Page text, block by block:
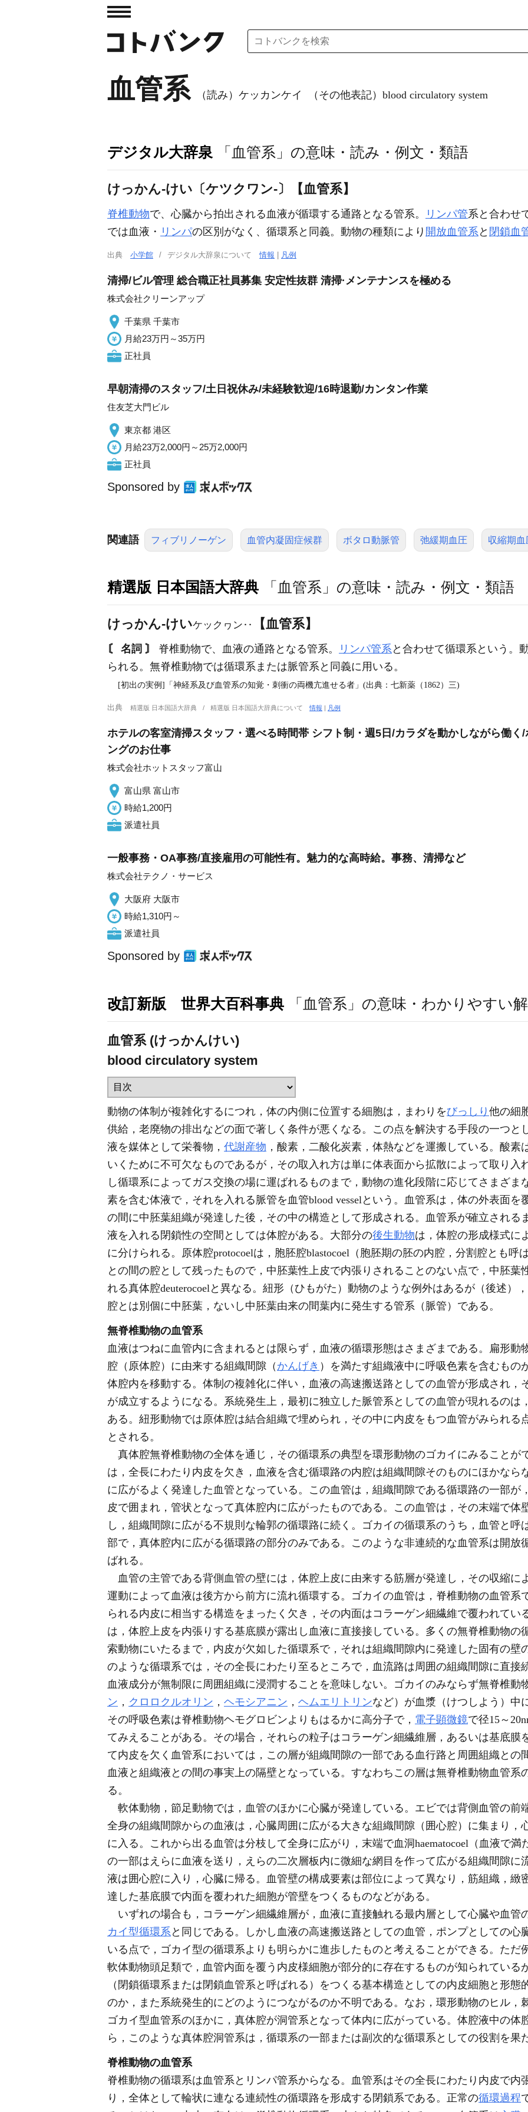
血管系 （読み）ケッカンケイ （その他表記）blood circulatory system
デジタル大辞泉 「血管系」の意味・読み・例文・類語
けっかん‐けい〔ケツクワン‐〕【血管系】
脊椎動物で、心臓から拍出される血液が循環する通路となる管系。 リンパ管系と合わせ
では血液・ リンパの区別がなく、循環系と同義。動物の種類により 開放血管系と 閉鎖血
出典 小学館 デジタル大辞泉について情報 凡例
清掃/ビル管理 総合職正社員募集 安定性抜群 清掃·メンテナンスを極める
株式会社クリーンアップ
千葉県 千葉市
月給23万円～35万円
正社員
早朝清掃のスタッフ/土日祝休み/未経験歓迎/16時退勤/カンタン作業
住友芝大門ビル
東京都 港区
月給23万2,000円～25万2,000円
正社員
Sponsored by
関連語 フィブリノーゲン 血管内凝固症候群 ボタロ動脈管 弛緩期血圧 収縮期血
精選版 日本国語大辞典 「血管系」の意味・読み・例文・類語
けっかん‐けいケックヮン‥ 【血管系】
〘 名詞 〙 脊椎動物で、血液の通路となる管系。 リンパ管系 と合わせて循環系という。
られる。無脊椎動物では循環系または脈管系と同義に用いる。
[初出の実例]「神経系及び血管系の知覚・刺衝の両機亢進せる者」(出典：七新薬（1862）三)
出典 精選版 日本国語大辞典 精選版 日本国語大辞典について情報 | 凡例
ホテルの客室清掃スタッフ・選べる時間帯 シフト制・週5日/カラダを動かしながら働く
ングのお仕事
株式会社ホットスタッフ富山
富山県 富山市
時給1,200円
派遣社員
一般事務・OA事務/直接雇用の可能性有。魅力的な高時給。事務、清掃など
株式会社テクノ・サービス
大阪府 大阪市
時給1,310円～
派遣社員
Sponsored by
改訂新版 世界大百科事典 「血管系」の意味・わかりやすい
血管系 (けっかんけい)
blood circulatory system
動物の体制が複雑化するにつれ，体の内側に位置する細胞は，まわりをびっしり 他の細
供給，老廃物の排出などの面で著しく条件が悪くなる。この点を解決する手段の一つと
液を媒体として栄養物， 代謝産物 ，酸素，二酸化炭素，体熱などを運搬している。酸素
いくために不可欠なものであるが，その取入れ方は単に体表面から拡散によって取り入
し循環系によってガス交換の場に運ばれるものまで，動物の進化段階に応じてさまざま
素を含む体液で，それを入れる脈管を血管blood vesselという。血管系は，体の外表面
の間に中胚葉組織が発達した後，その中の構造として形成される。血管系が確立される
液を入れる閉鎖性の空間としては体腔がある。大部分の後生動物は，体腔の形成様式に
に分けられる。原体腔protocoelは，胞胚腔blastocoel（胞胚期の胚の内腔，分割腔とも呼
との間の腔として残ったもので，中胚葉性上皮で内張りされることのない点で，中胚葉
れる真体腔deuterocoelと異なる。紐形（ひもがた）動物のような例外はあるが（後述）
腔とは別個に中胚葉，ないし中胚葉由来の間葉内に発生する管系（脈管）である。
無脊椎動物の血管系
血液はつねに血管内に含まれるとは限らず，血液の循環形態はさまざまである。扁形動
腔（原体腔）に由来する組織間隙（ かんげき ）を満たす組織液中に呼吸色素を含むもの
体腔内を移動する。体制の複雑化に伴い，血液の高速搬送路としての血管が形成され，
が成立するようになる。系統発生上，最初に独立した脈管系としての血管が現れるのは
ある。紐形動物では原体腔は結合組織で埋められ，その中に内皮をもつ血管がみられる
とされる。
真体腔無脊椎動物の全体を通じ，その循環系の典型を環形動物のゴカイにみることが
は，全長にわたり内皮を欠き，血液を含む循環路の内腔は組織間隙そのものにほかなら
に広がるよく発達した血管となっている。この血管は，組織間隙である循環路の一部が
皮で囲まれ，管状となって真体腔内に広がったものである。この血管は，その末端で体
し，組織間隙に広がる不規則な輪郭の循環路に続く。ゴカイの循環系のうち，血管と呼
部で，真体腔内に広がる循環路の部分のみである。このような非連続的な血管系は開放
ばれる。
血管の主管である背側血管の壁には，体腔上皮に由来する筋層が発達し，その収縮に
運動によって血液は後方から前方に流れ循環する。ゴカイの血管は，脊椎動物の血管系
られる内皮に相当する構造をまったく欠き，その内面はコラーゲン細繊維で覆われてい
は，体腔上皮を内張りする基底膜が露出し血液に直接接している。多くの無脊椎動物の
索動物にいたるまで，内皮が欠如した循環系で，それは組織間隙内に発達した固有の壁
のような循環系では，その全長にわたり至るところで，血流路は周囲の組織間隙に直接
血液成分が無制限に周囲組織に浸潤することを意味しない。ゴカイのみならず無脊椎動
ン ， クロロクルオリン ， ヘモシアニン ， ヘムエリトリンなど）が血漿（けつしよう）中
その呼吸色素は脊椎動物ヘモグロビンよりもはるかに高分子で， 電子顕微鏡で径15～
てみえることがある。その場合，それらの粒子はコラーゲン細繊維層，あるいは基底膜
て内皮を欠く血管系においては，この層が組織間隙の一部である血行路と周囲組織との
血液と組織液との間の事実上の隔壁となっている。すなわちこの層は無脊椎動物血管系
る。
軟体動物，節足動物では，血管のほかに心臓が発達している。エビでは背側血管の前
全身の組織間隙からの血液は，心臓周囲に広がる大きな組織間隙（囲心腔）に集まり，
に入る。これから出る血管は分枝して全身に広がり，末端で血洞haematocoel（血液で
の一部はえらに血液を送り，えらの二次層板内に微細な網目を作って広がる組織間隙に
液は囲心腔に入り，心臓に帰る。血管壁の構成要素は部位によって異なり，筋組織，緻
達した基底膜で内面を覆われた細胞が管壁をつくるものなどがある。
いずれの場合も，コラーゲン細繊維層が，血液に直接触れる最内層として心臓や血管
カイ型循環系と同じである。しかし血液の高速搬送路としての血管，ポンプとしての心
いる点で，ゴカイ型の循環系よりも明らかに進歩したものと考えることができる。ただ
軟体動物頭足類で，血管内面を覆う内皮様細胞が部分的に存在するものが知られている
（閉鎖循環系または閉鎖血管系と呼ばれる）をつくる基本構造としての内皮細胞と形
のか，また系統発生的にどのようにつながるのか不明である。なお，環形動物のヒル，
ゴカイ型血管系のほかに，真体腔が洞管系となって体内に広がっている。体腔液中の体
ら，このような真体腔洞管系は，循環系の一部または副次的な循環系としての役割を果
脊椎動物の血管系
脊椎動物の循環系は血管系とリンパ管系からなる。血管系はその全長にわたり内皮で内
り，全体として輪状に連なる連続性の循環路を形成する閉鎖系である。正常の循環過程